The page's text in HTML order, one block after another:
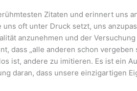
Zitaten und erinnert uns
oft unter Druck setzt, uns
anzunehmen und der
dass „alle anderen schon vergeben
ist, andere zu imitieren. Es ist ein
daran, dass unsere einzigartigen